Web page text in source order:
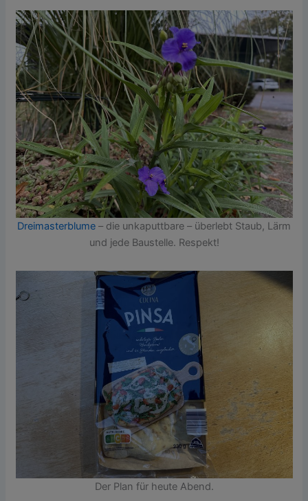
Dreimasterblume – die unkaputtbare – überlebt Staub, Lärm
und jede Baustelle. Respekt!
Der Plan für heute Abend.